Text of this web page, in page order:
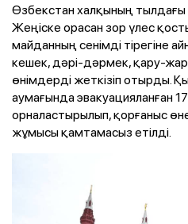
Өзбекстан халқының тылдағы
Жеңіске орасан зор үлес
майданның сенімді тірегіне
кешек, дәрі-дәрмек, қару-
өнімдерді жеткізіп отырды.
аумағында эвакуацияланған
орналастырылып, қорғаныс
жұмысы қамтамасыз етілді.